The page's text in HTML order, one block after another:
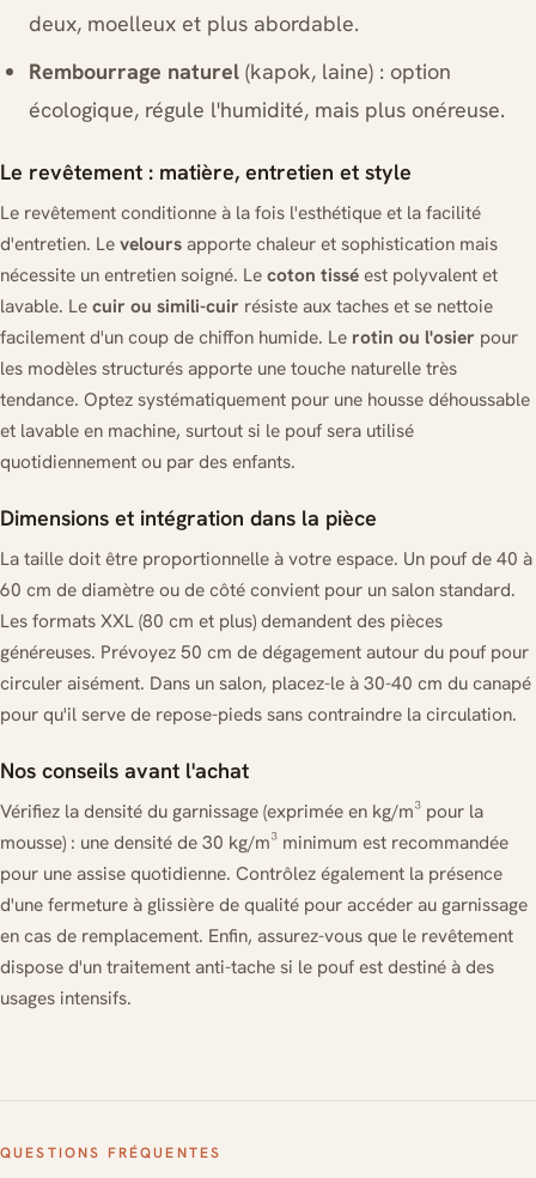
deux, moelleux et plus abordable.
Rembourrage naturel (kapok, laine) : option
écologique, régule l'humidité, mais plus onéreuse.
Le revêtement : matière, entretien et style
Le revêtement conditionne à la fois l'esthétique et la facilité
d'entretien. Leveloursapporte chaleur et sophistication mais
nécessite un entretien soigné. Lecoton tisséest polyvalent et
lavable. Lecuir ou simili-cuir résiste aux taches et se nettoie
facilement d'un coup de chiffon humide. Le rotin ou l'osier pour
les modèles structurés apporte une touche naturelle très
tendance. Optez systématiquement pour une housse déhoussable
et lavable en machine, surtout si le pouf sera utilisé
quotidiennement ou par des enfants.
Dimensions et intégration dans la pièce
La taille doit être proportionnelle à votre espace. Un pouf de 40 à
60 cm de diamètre ou de côté convient pour un salon standard.
Les formats XXL (80 cm et plus) demandent des pièces
généreuses. Prévoyez 50 cm de dégagement autour du pouf pour
circuler aisément. Dans un salon, placez-le à 30-40 cm du canapé
pour qu'il serve de repose-pieds sans contraindre la circulation.
Nos conseils avant l'achat
Vérifiez la densité du garnissage (exprimée en kg/m³ pour la
mousse) : une densité de 30 kg/m³ minimum est recommandée
pour une assise quotidienne. Contrôlez également la présence
d'une fermeture à glissière de qualité pour accéder au garnissage
en cas de remplacement. Enfin, assurez-vous que le revêtement
dispose d'un traitement anti-tache si le pouf est destiné à des
usages intensifs.
QUESTIONS FRÉQUENTES